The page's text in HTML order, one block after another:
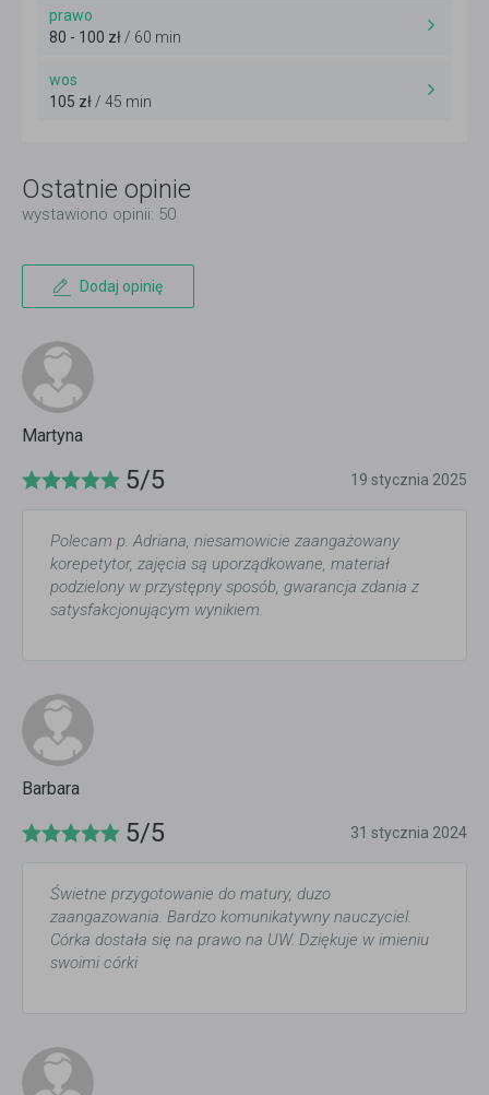
prawo
80 - 100 zł / 60 min
wos
105 zł / 45 min
Ostatnie opinie
wystawiono opinii: 50
Dodaj opinię
Martyna
5/5 19 stycznia 2025
Polecam p. Adriana, niesamowicie zaangażowany
korepetytor, zajęcia są uporządkowane, materiał
podzielony w przystępny sposób, gwarancja zdania z
satysfakcjonującym wynikiem.
Barbara
5/5 31 stycznia 2024
Świetne przygotowanie do matury, duzo
zaangazowania. Bardzo komunikatywny nauczyciel.
Córka dostała się na prawo na UW. Dziękuje w imieniu
swoimi córki